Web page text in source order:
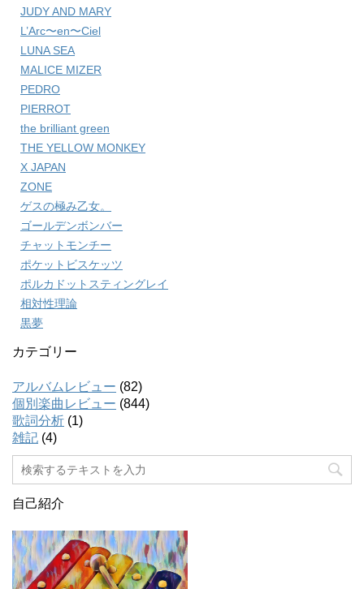
JUDY AND MARY
L’Arc〜en〜Ciel
LUNA SEA
MALICE MIZER
PEDRO
PIERROT
the brilliant green
THE YELLOW MONKEY
X JAPAN
ZONE
ゲスの極み乙女。
ゴールデンボンバー
チャットモンチー
ポケットビスケッツ
ポルカドットスティングレイ
相対性理論
黒夢
カテゴリー
アルバムレビュー (82)
個別楽曲レビュー (844)
歌詞分析 (1)
雑記 (4)
自己紹介